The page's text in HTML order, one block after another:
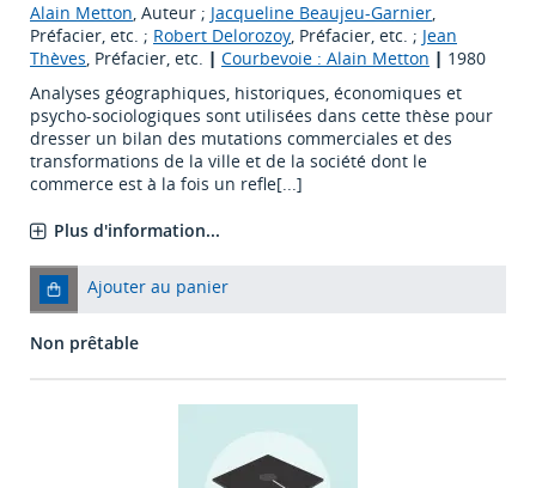
Alain Metton, Auteur ; Jacqueline Beaujeu-Garnier,
Préfacier, etc. ; Robert Delorozoy, Préfacier, etc. ; Jean
Thèves, Préfacier, etc. | Courbevoie : Alain Metton | 1980
Analyses géographiques, historiques, économiques et
psycho-sociologiques sont utilisées dans cette thèse pour
dresser un bilan des mutations commerciales et des
transformations de la ville et de la société dont le
commerce est à la fois un refle[...]
Plus d'information...
Ajouter au panier
Non prêtable